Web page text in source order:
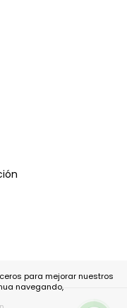
para mejorar nuestros
navegando,